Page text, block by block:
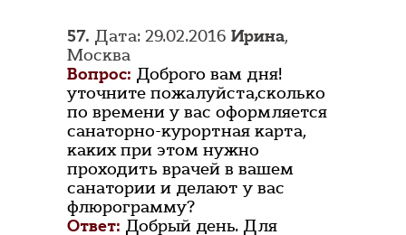
57. Дата: 29.02.2016 Ирина,
Москва
Вопрос: Доброго вам дня!
уточните пожалуйста,сколько
по времени у вас оформляется
санаторно-курортная карта,
каких при этом нужно
проходить врачей в вашем
санатории и делают у вас
флюрограмму?
Ответ: Добрый день. Для